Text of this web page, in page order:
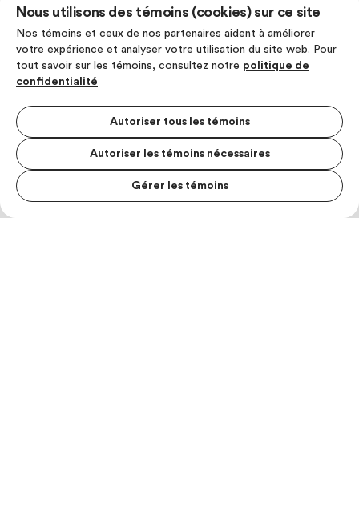
Nous utilisons des témoins (cookies) sur ce site
Nos témoins et ceux de nos partenaires aident à améliorer
votre expérience et analyser votre utilisation du site web. Pour
tout savoir sur les témoins, consultez notre politique de
confidentialité
Autoriser tous les témoins
Autoriser les témoins nécessaires
Gérer les témoins
MENU